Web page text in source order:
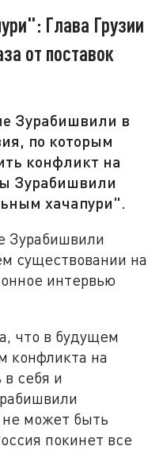
Глава Грузии
от поставок
Зурабишвили в
по которым
конфликт на
Зурабишвили
хачапури".
Зурабишвили
существовании на
интервью
что в будущем
конфликта на
себя и
не может быть
покинет все